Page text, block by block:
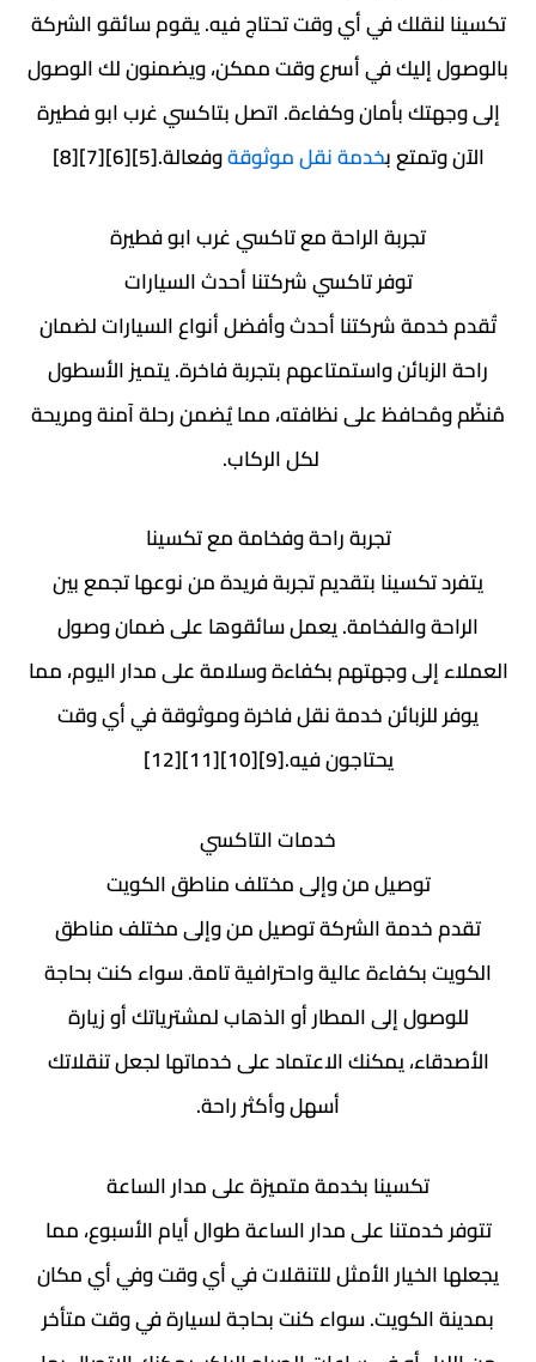
تكسينا لنقلك في أي وقت تحتاج فيه. يقوم سائقو الشركة
بالوصول إليك في أسرع وقت ممكن، ويضمنون لك الوصول
إلى وجهتك بأمان وكفاءة. اتصل بتاكسي غرب ابو فطيرة
الآن وتمتع بخدمة نقل موثوقةوفعالة.[5][6][7][8]
تجربة الراحة مع تاكسي غرب ابو فطيرة
توفر تاكسي شركتنا أحدث السيارات
تُقدم خدمة شركتنا أحدث وأفضل أنواع السيارات لضمان
راحة الزبائن واستمتاعهم بتجربة فاخرة. يتميز الأسطول
مُنظّم ومُحافظ على نظافته، مما يُضمن رحلة آمنة ومريحة
لكل الركاب.
تجربة راحة وفخامة مع تكسينا
يتفرد تكسينا بتقديم تجربة فريدة من نوعها تجمع بين
الراحة والفخامة. يعمل سائقوها على ضمان وصول
العملاء إلى وجهتهم بكفاءة وسلامة على مدار اليوم، مما
يوفر للزبائن خدمة نقل فاخرة وموثوقة في أي وقت
يحتاجون فيه.[9][10][11][12]
خدمات التاكسي
توصيل من وإلى مختلف مناطق الكويت
تقدم خدمة الشركة توصيل من وإلى مختلف مناطق
الكويت بكفاءة عالية واحترافية تامة. سواء كنت بحاجة
للوصول إلى المطار أو الذهاب لمشترياتك أو زيارة
الأصدقاء، يمكنك الاعتماد على خدماتها لجعل تنقلاتك
أسهل وأكثر راحة.
تكسينا بخدمة متميزة على مدار الساعة
تتوفر خدمتنا على مدار الساعة طوال أيام الأسبوع، مما
يجعلها الخيار الأمثل للتنقلات في أي وقت وفي أي مكان
بمدينة الكويت. سواء كنت بحاجة لسيارة في وقت متأخر